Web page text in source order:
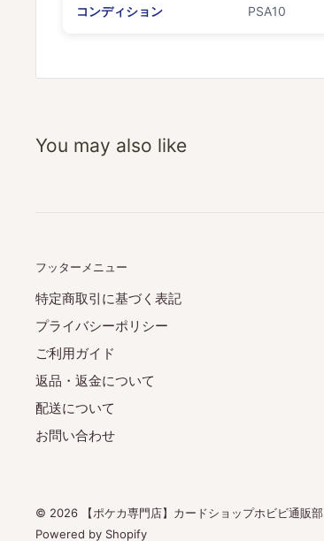
コンディション PSA10
You may also like
フッターメニュー
特定商取引に基づく表記
プライバシーポリシー
ご利用ガイド
返品・返金について
配送について
お問い合わせ
© 2026 【ポケカ専門店】カードショップホビビ通販部
Powered by Shopify